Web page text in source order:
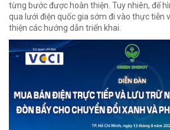
từng bước được hoàn thiện. Tuy nhiên, để
qua lưới điện quốc gia sớm đi vào thực tiễn
thiện các hướng dẫn triển khai.